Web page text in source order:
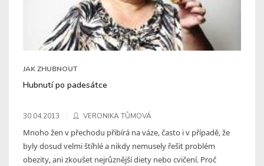
JAK ZHUBNOUT
Hubnutí po padesátce
30.04.2013 VERONIKA TŮMOVÁ
Mnoho žen v přechodu přibírá na váze, často i v případě, že
byly dosud velmi štíhlé a nikdy nemusely řešit problém
obezity, ani zkoušet nejrůznější diety nebo cvičení. Proč